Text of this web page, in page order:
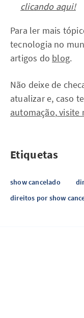
clicando aqui!
Para ler mais
tecnologia no
artigos do blog.
Não deixe de
atualizar e, caso
automação,visite
Etiquetas
show cancelado
direitos por show